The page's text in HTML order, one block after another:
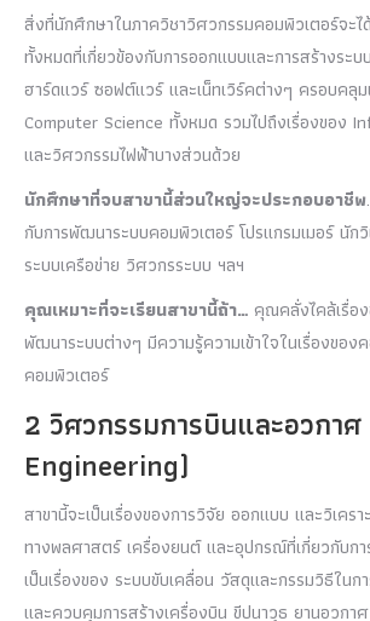
สิ่งที่นักศึกษาในภาควิชาวิศวกรรมคอมพิวเตอร์จะ
ทั้งหมดที่เกี่ยวข้องกับการออกแบบและการสร้างระ
ฮาร์ดแวร์ ซอฟต์แวร์ และเน็ทเวิร์คต่างๆ ครอบคลุม
Computer Science ทั้งหมด รวมไปถึงเรื่องของ
และวิศวกรรมไฟฟ้าบางส่วนด้วย
นักศึกษาที่จบสาขานี้ส่วนใหญ่จะประกอบอาชีพ
กับการพัฒนาระบบคอมพิวเตอร์ โปรแกรมเมอร์ นัก
ระบบเครือข่าย วิศวกรระบบ ฯลฯ
คุณเหมาะที่จะเรียนสาขานี้ถ้า… คุณคลั่งไคล้เรื่อ
พัฒนาระบบต่างๆ มีความรู้ความเข้าใจในเรื่องของ
คอมพิวเตอร์
2 วิศวกรรมการบินและอวกา
Engineering)
สาขานี้จะเป็นเรื่องของการวิจัย ออกแบบ และวิเคร
ทางพลศาสตร์ เครื่องยนต์ และอุปกรณ์ที่เกี่ยวกับก
เป็นเรื่องของ ระบบขับเคลื่อน วัสดุและกรรมวิธีใน
และควบคุมการสร้างเครื่องบิน ขีปนาวุธ ยานอวกา